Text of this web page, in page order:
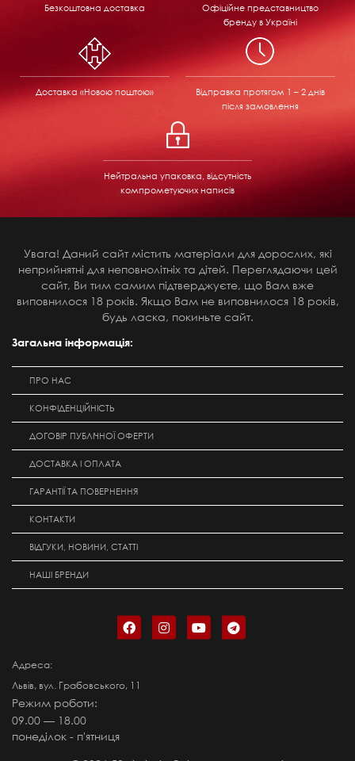
Безкоштовна доставка
Офіційне представництво
бренду в Україні
Доставка «Новою поштою» Відправка протягом 1 – 2 днів
після замовлення
Нейтральна упаковка, відсутність
компрометуючих написів
Увага! Даний сайт містить матеріали для дорослих, які
неприйнятні для неповнолітніх та дітей. Переглядаючи цей
сайт, Ви тим самим підтверджуєте, що Вам вже
виповнилося 18 років. Якщо Вам не виповнилося 18 років,
будь ласка, покиньте сайт.
Загальна інформація:
ПРО НАС
КОНФІДЕНЦІЙНІСТЬ
ДОГОВІР ПУБЛІЧНОЇ ОФЕРТИ
ДОСТАВКА І ОПЛАТА
ГАРАНТІЇ ТА ПОВЕРНЕННЯ
КОНТАКТИ
ВІДГУКИ, НОВИНИ, СТАТТІ
НАШІ БРЕНДИ
Адреса:
Львів, вул. Грабовського, 11
Режим роботи:
09.00 — 18.00
понеділок - п'ятниця